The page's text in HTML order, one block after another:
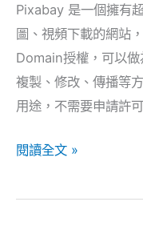
Pixabay 是一個擁有
圖、視頻下載的網站
Domain授權，可以
複製、修改、傳播等
用途，不需要申請許
商
業
用
途
閱讀全文 »